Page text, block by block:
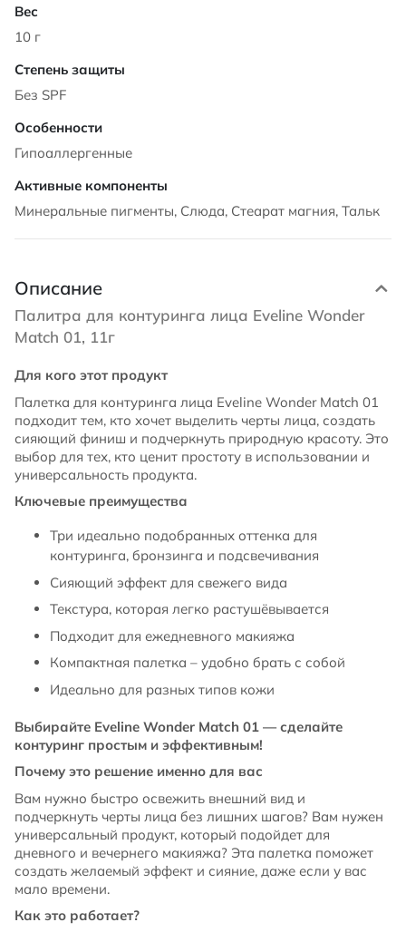
10 г
Без SPF
Гипоаллергенные
Минеральные пигменты, Слюда, Стеарат магния, Тальк
Описание
Палитра для контуринга лица Eveline Wonder
Match 01, 11г
Для кого этот продукт
Палетка для контуринга лица Eveline Wonder Match 01
подходит тем, кто хочет выделить черты лица, создать
сияющий финиш и подчеркнуть природную красоту. Это
выбор для тех, кто ценит простоту в использовании и
универсальность продукта.
Ключевые преимущества
Три идеально подобранных оттенка для
контуринга, бронзинга и подсвечивания
Сияющий эффект для свежего вида
Текстура, которая легко растушёвывается
Подходит для ежедневного макияжа
Компактная палетка – удобно брать с собой
Идеально для разных типов кожи
Выбирайте Eveline Wonder Match 01 — сделайте
контуринг простым и эффективным!
Почему это решение именно для вас
Вам нужно быстро освежить внешний вид и
подчеркнуть черты лица без лишних шагов? Вам нужен
универсальный продукт, который подойдет для
дневного и вечернего макияжа? Эта палетка поможет
создать желаемый эффект и сияние, даже если у вас
мало времени.
Как это работает?